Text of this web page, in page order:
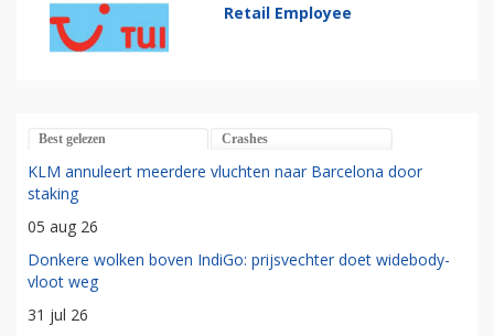
Retail Employee
Best gelezen Crashes
KLM annuleert meerdere vluchten naar Barcelona door
staking
05 aug 26
Donkere wolken boven IndiGo: prijsvechter doet widebody-
vloot weg
31 jul 26